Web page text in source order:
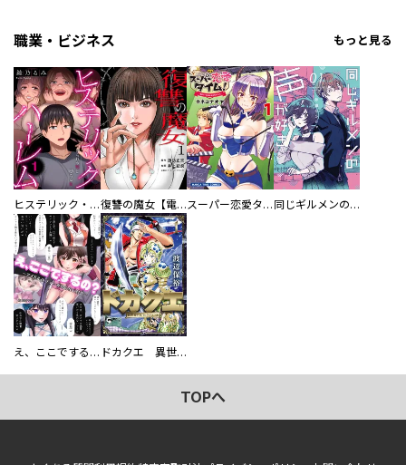
職業・ビジネス もっと見る
ヒステリック・ハーレム～搾られる男と堕ちる女～【電子単行本版】 復讐の魔女【電子単行本版】 スーパー恋愛タイム！～現場でドＳな彼女は自宅でデレる～ 同じギルメンの声が好き
え、ここでするの？ アイドルのファンが知らない日常 ドカクエ 異世界ドカコッククエスト
TOPへ